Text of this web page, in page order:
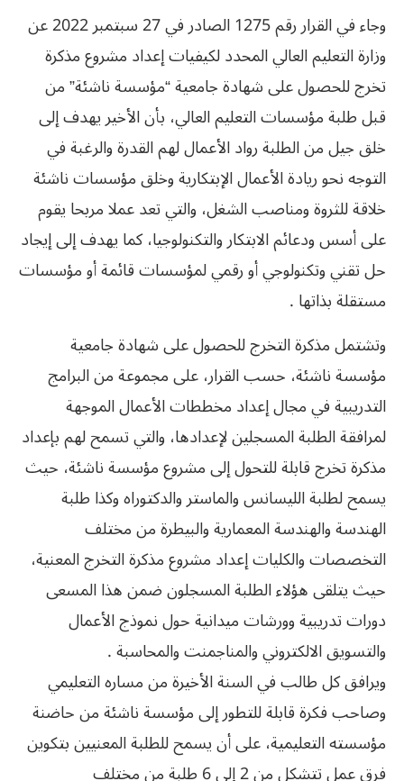
وجاء في القرار رقم 1275 الصادر في 27 سبتمبر 2022 عن
وزارة التعليم العالي المحدد لكيفيات إعداد مشروع مذكرة
تخرج للحصول على شهادة جامعية “مؤسسة ناشئة” من
قبل طلبة مؤسسات التعليم العالي، بأن الأخير يهدف إلى
خلق جيل من الطلبة رواد الأعمال لهم القدرة والرغبة في
التوجه نحو ريادة الأعمال الإبتكارية وخلق مؤسسات ناشئة
خلاقة للثروة ومناصب الشغل، والتي تعد عملا مربحا يقوم
على أسس ودعائم الابتكار والتكنولوجيا، كما يهدف إلى إيجاد
حل تقني وتكنولوجي أو رقمي لمؤسسات قائمة أو مؤسسات
مستقلة بذاتها .
وتشتمل مذكرة التخرج للحصول على شهادة جامعية
مؤسسة ناشئة، حسب القرار، على مجموعة من البرامج
التدريبية في مجال إعداد مخططات الأعمال الموجهة
لمرافقة الطلبة المسجلين لإعدادها، والتي تسمح لهم بإعداد
مذكرة تخرج قابلة للتحول إلى مشروع مؤسسة ناشئة، حيث
يسمح لطلبة الليسانس والماستر والدكتوراه وكذا طلبة
الهندسة والهندسة المعمارية والبيطرة من مختلف
التخصصات والكليات إعداد مشروع مذكرة التخرج المعنية،
حيث يتلقى هؤلاء الطلبة المسجلون ضمن هذا المسعى
دورات تدريبية وورشات ميدانية حول نموذج الأعمال
والتسويق الالكتروني والمناجمنت والمحاسبة .
ويرافق كل طالب في السنة الأخيرة من مساره التعليمي
وصاحب فكرة قابلة للتطور إلى مؤسسة ناشئة من حاضنة
مؤسسته التعليمية، على أن يسمح للطلبة المعنيين بتكوين
فرق عمل تتشكل من 2 إلى 6 طلبة من مختلف